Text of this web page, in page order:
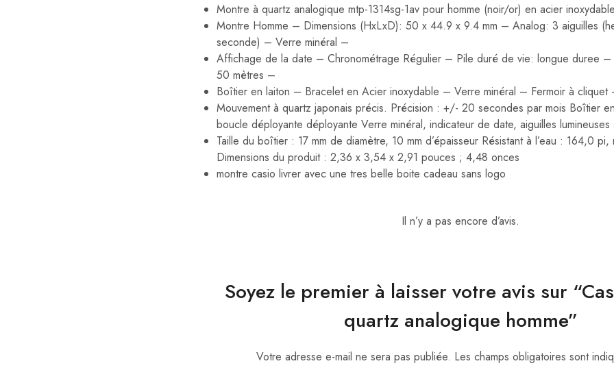
Montre à quartz analogique mtp-1314sg-1av pour homme (noir/or) en acier inoxydable
Montre Homme – Dimensions (HxLxD): 50 x 44.9 x 9.4 mm – Analog: 3 aiguilles
seconde) – Verre minéral –
Affichage de la date – Chronométrage Régulier – Pile duré de vie: longue duree –
50 mètres –
Boîtier en laiton – Bracelet en Acier inoxydable – Verre minéral – Fermoir à
Mouvement à quartz japonais précis. Précision : +/- 20 secondes par mois Boîtier
boucle déployante déployante Verre minéral, indicateur de date, aiguilles
Taille du boîtier : 17 mm de diamètre, 10 mm d’épaisseur Résistant à l’eau : 164,0
Dimensions du produit : 2,36 x 3,54 x 2,91 pouces ; 4,48 onces
montre casio livrer avec une tres belle boite cadeau sans logo
Il n’y a pas encore d’avis.
Soyez le premier à laisser votre avis sur
quartz analogique homme”
Votre adresse e-mail ne sera pas publiée. Les champs obligatoires sont